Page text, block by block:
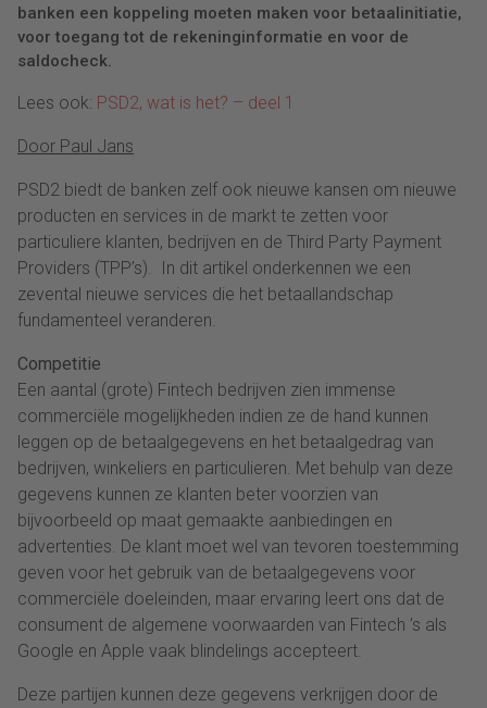
banken een koppeling moeten maken voor betaalinitiatie,
voor toegang tot de rekeninginformatie en voor de
saldocheck.
Lees ook: PSD2, wat is het? – deel 1
Door Paul Jans
PSD2 biedt de banken zelf ook nieuwe kansen om nieuwe
producten en services in de markt te zetten voor
particuliere klanten, bedrijven en de Third Party Payment
Providers (TPP’s). In dit artikel onderkennen we een
zevental nieuwe services die het betaallandschap
fundamenteel veranderen.
Competitie
Een aantal (grote) Fintech bedrijven zien immense
commerciële mogelijkheden indien ze de hand kunnen
leggen op de betaalgegevens en het betaalgedrag van
bedrijven, winkeliers en particulieren. Met behulp van deze
gegevens kunnen ze klanten beter voorzien van
bijvoorbeeld op maat gemaakte aanbiedingen en
advertenties. De klant moet wel van tevoren toestemming
geven voor het gebruik van de betaalgegevens voor
commerciële doeleinden, maar ervaring leert ons dat de
consument de algemene voorwaarden van Fintech ’s als
Google en Apple vaak blindelings accepteert.
Deze partijen kunnen deze gegevens verkrijgen door de